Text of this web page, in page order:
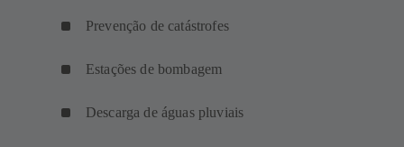
Prevenção de catástrofes
Estações de bombagem
Descarga de águas pluviais